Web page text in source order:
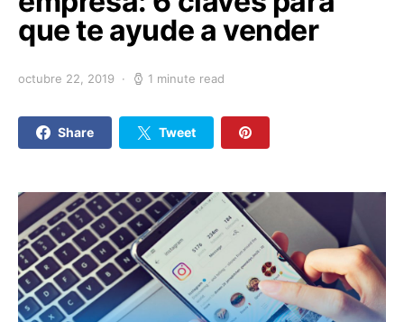
que te ayude a vender
octubre 22, 2019 1 minute read
Share Tweet